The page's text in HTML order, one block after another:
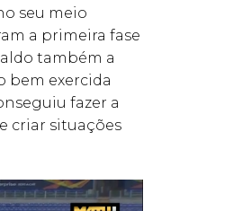
seu meio
a primeira fase
também a
bem exercida
fazer a
criar situações